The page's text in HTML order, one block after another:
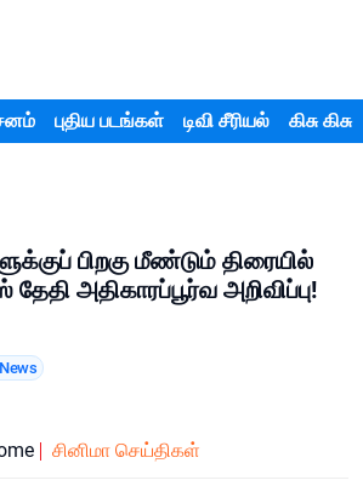
புதிய படங்கள் டிவி சீரியல் கிசு கிசு
பிறகு மீண்டும் திரையில்
தேதி அதிகாரப்பூர்வ அறிவிப்பு!
சினிமா செய்திகள்